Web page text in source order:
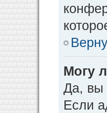
Могу
Да, вы
Если